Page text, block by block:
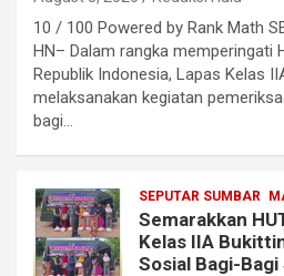
10 / 100 Powered by Rank Math
HN– Dalam rangka memperingati
Republik Indonesia, Lapas Kelas
melaksanakan kegiatan
bagi…
SEPUTAR SUMBAR
Semarakkan
Kelas IIA
Sosial Bagi-